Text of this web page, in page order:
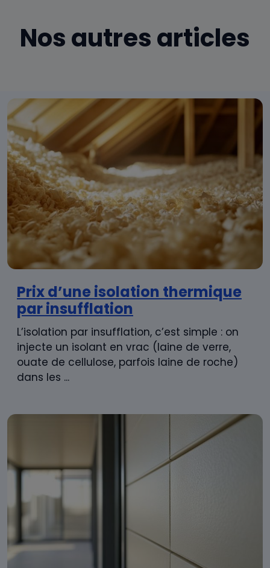
Nos autres articles
Prix d’une isolation thermique
par insufflation
L’isolation par insufflation, c’est simple : on
injecte un isolant en vrac (laine de verre,
ouate de cellulose, parfois laine de roche)
dans les ...